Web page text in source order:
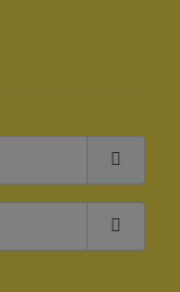
Show